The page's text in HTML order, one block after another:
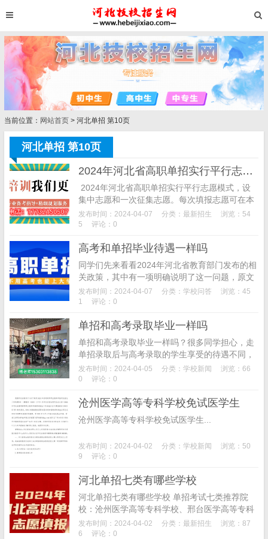
当前位置： 网站首页 > 河北单招 第10页
河北单招 第10页
2024年河北省高职单招实行平行志愿模式
2024年河北省高职单招实行平行志愿模式，设
集中志愿和一次征集志愿。每次填报志愿可在本
人所报考的考试类（专业类）中选报10所院校，
每所院校最多填报6个专业和1个是否服...
发布时间：2024-04-07 分类： 最新招生
浏览：54
5
评论：0
高考和单招毕业待遇一样吗
同学们先来看看2024年河北省教育部门发布的相
关政策，其中有一项明确说明了这一问题，原文
如下： 通过河北省高职单招、技能拔尖人才免
试录取、退役士兵招生录取...
发布时间：2024-04-07 分类： 学校问答
浏览：45
1
评论：0
单招和高考录取毕业一样吗
单招和高考录取毕业一样吗？很多同学担心，走
单招录取后与高考录取的学生享受的待遇不同，
毕业证国家不承认，那真实情况是怎样的
呢？ 同学们先来看看2024年河北...
发布时间：2024-04-05 分类： 学校新闻
浏览：66
0
评论：0
沧州医学高等专科学校免试医学生
沧州医学高等专科学校免试医学生...
发布时间：2024-04-02 分类： 学校新闻
浏览：50
9
评论：0
河北单招七类有哪些学校
河北单招七类有哪些学校 单招考试七类推荐院
校：沧州医学高等专科学校、邢台医学高等专科
学校、唐山职业技术学院、廊坊卫生职业技术学
院、承德护理职业技术学院等。2023河北单招...
发布时间：2024-04-02 分类： 最新招生
浏览：87
6
评论：0